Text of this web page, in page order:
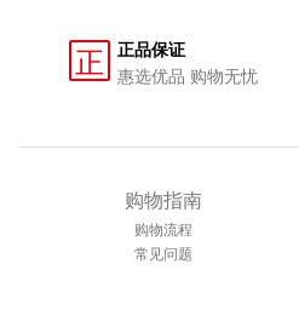
正
正品保证
惠选优品 购物无忧
购物指南
购物流程
常见问题